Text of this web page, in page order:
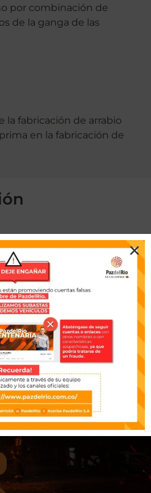
por combinación de
de la ganga de las
la fabricación de arrabio
en la fabricación de
tabla
solicitudes y
y nuestro equipo se
antes posible.